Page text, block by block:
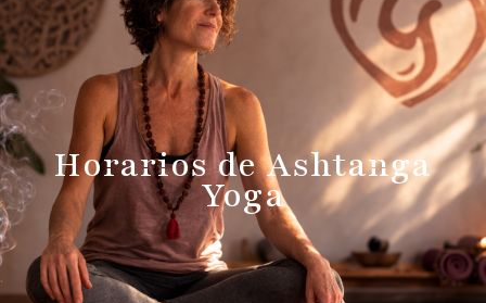
Horarios de Ashtanga
Yoga